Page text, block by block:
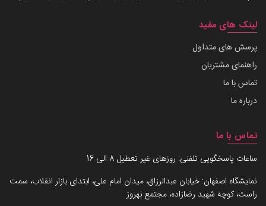
لینک های مفید
پرسش های متداول
راهنمای مشتریان
تماس با ما
درباره ما
تماس با ما
ساعات پاسخگویی تلفنی: روزهای غیر تعطیل 8 الی 16
نمایشگاه اصفهان: خیابان عبدالرزاق، میدان امام علی، ابتدای بازار انقلاب، سمت
راست، کوچه شهید رضازاده، مجتمع بهروز